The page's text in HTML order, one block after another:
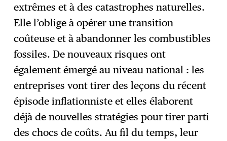
extrêmes et à des catastrophes naturelles.
Elle l’oblige à opérer une transition
coûteuse et à abandonner les combustibles
fossiles. De nouveaux risques ont
également émergé au niveau national : les
entreprises vont tirer des leçons du récent
épisode inflationniste et elles élaborent
déjà de nouvelles stratégies pour tirer parti
des chocs de coûts. Au fil du temps, leur